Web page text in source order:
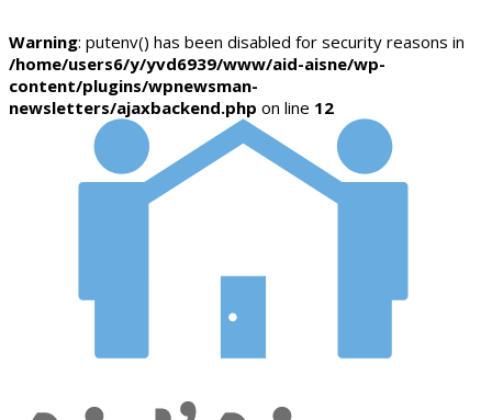
Warning: putenv() has been disabled for security reasons in
/home/users6/y/yvd6939/www/aid-aisne/wp-
content/plugins/wpnewsman-
newsletters/ajaxbackend.php on line 12